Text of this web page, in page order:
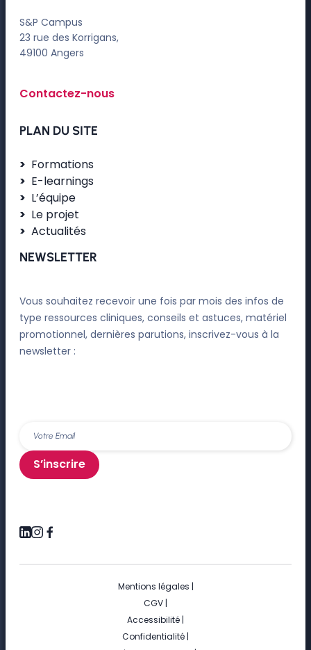
S&P Campus
23 rue des Korrigans,
49100 Angers
Contactez-nous
PLAN DU SITE
Formations
E-learnings
L’équipe
Le projet
Actualités
NEWSLETTER
Vous souhaitez recevoir une fois par mois des infos de
type ressources cliniques, conseils et astuces, matériel
promotionnel, dernières parutions, inscrivez-vous à la
newsletter :
S’inscrire
Mentions légales |
CGV |
Accessibilité |
Confidentialité |